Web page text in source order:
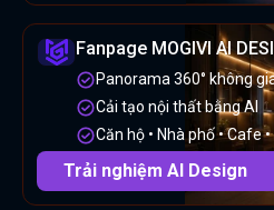
Fanpage MOGIVI AI
Panorama 360° không
Cải tạo nội thất bằng AI
Căn hộ • Nhà phố • Cafe
Trải nghiệm AI Design